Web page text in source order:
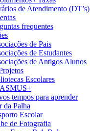
de Atendimento (DT’s)
frequentes
de Pais
de Estudantes
de Antigos Alunos
Escolares
tempos para aprender
da Palha
Escolar
de Fotografia